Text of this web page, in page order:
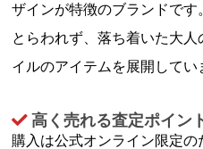
ザインが特徴のブランドで
とらわれず、落ち着いた大
イルのアイテムを展開してい
高く売れる査定ポイン
購入は公式オンライン限定の